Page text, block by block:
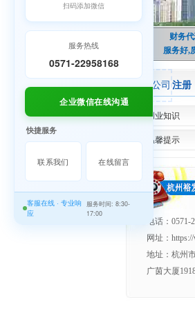
财务
服务好,
公司 注册
创业知识
温馨提示
电话：0571-
网址：
地址：杭州
广茵大厦
扫码添加微信
服务热线
0571-22958168
企业微信在线沟通
快捷服务
联系我们 在线留言
客服在线 · 专业响
应
服务时间: 8:30-
17:00